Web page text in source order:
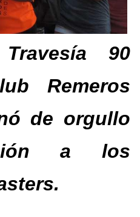
90
Remeros
de orgullo
a los